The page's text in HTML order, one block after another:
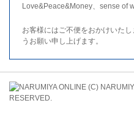
Love&Peace&Money、sense of
お客様にはご不便をおかけいた
うお願い申し上げます。